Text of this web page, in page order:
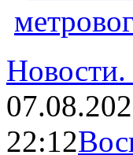
Новости.
22:12